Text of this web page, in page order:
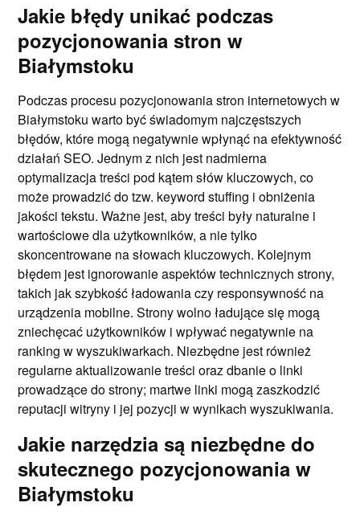
Jakie błędy unikać podczas
pozycjonowania stron w
Białymstoku
Podczas procesu pozycjonowania stron internetowych w
Białymstoku warto być świadomym najczęstszych
błędów, które mogą negatywnie wpłynąć na efektywność
działań SEO. Jednym z nich jest nadmierna
optymalizacja treści pod kątem słów kluczowych, co
może prowadzić do tzw. keyword stuffing i obniżenia
jakości tekstu. Ważne jest, aby treści były naturalne i
wartościowe dla użytkowników, a nie tylko
skoncentrowane na słowach kluczowych. Kolejnym
błędem jest ignorowanie aspektów technicznych strony,
takich jak szybkość ładowania czy responsywność na
urządzenia mobilne. Strony wolno ładujące się mogą
zniechęcać użytkowników i wpływać negatywnie na
ranking w wyszukiwarkach. Niezbędne jest również
regularne aktualizowanie treści oraz dbanie o linki
prowadzące do strony; martwe linki mogą zaszkodzić
reputacji witryny i jej pozycji w wynikach wyszukiwania.
Jakie narzędzia są niezbędne do
skutecznego pozycjonowania w
Białymstoku